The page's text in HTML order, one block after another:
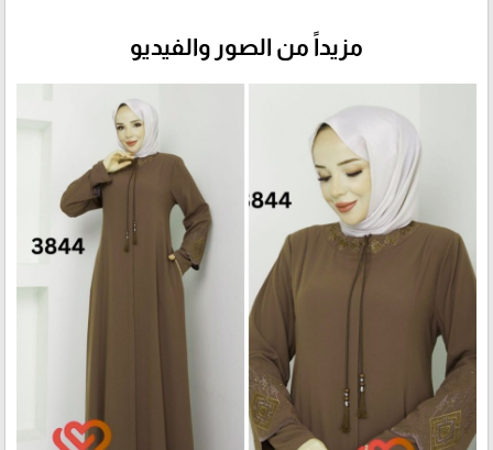
مزيداً من الصور والفيديو